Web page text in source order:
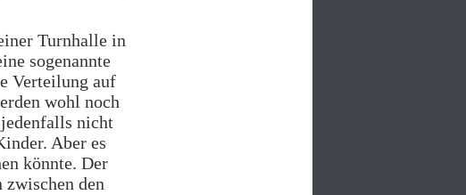
Turnhalle in
sogenannte
Verteilung auf
wohl noch
nicht
Aber es
könnte. Der
zwischen den